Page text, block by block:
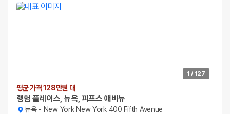
1 / 127
평균 가격 128만원 대
랭험 플레이스, 뉴욕, 피프스 애비뉴
뉴욕- New York New York 400 Fifth Avenue